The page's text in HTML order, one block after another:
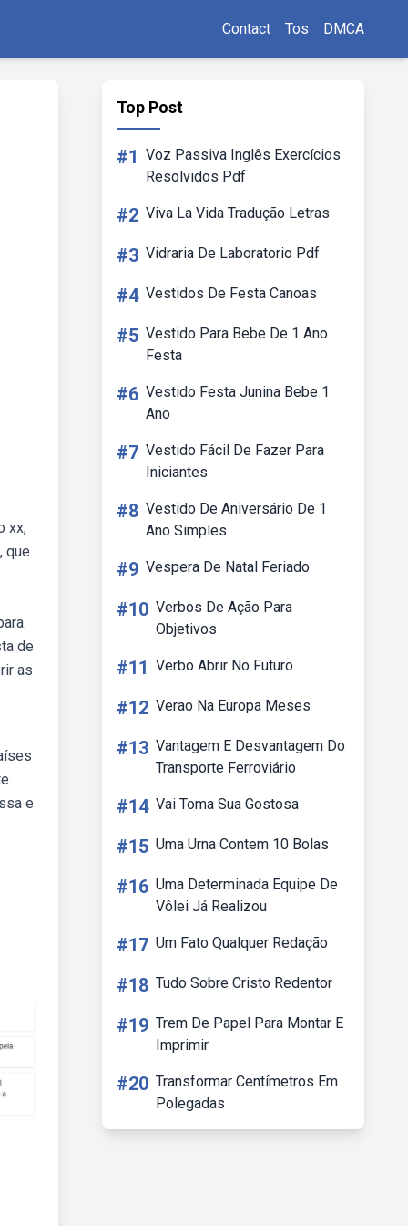
Contact Tos DMCA
xx,
que
de
as
e
Top Post
#1 Voz Passiva Inglês Exercícios
Resolvidos Pdf
#2 Viva La Vida Tradução Letras
#3 Vidraria De Laboratorio Pdf
#4 Vestidos De Festa Canoas
#5 Vestido Para Bebe De 1 Ano
Festa
#6 Vestido Festa Junina Bebe 1
Ano
#7 Vestido Fácil De Fazer Para
Iniciantes
#8 Vestido De Aniversário De 1
Ano Simples
#9 Vespera De Natal Feriado
#10 Verbos De Ação Para
Objetivos
#11 Verbo Abrir No Futuro
#12 Verao Na Europa Meses
#13 Vantagem E Desvantagem Do
Transporte Ferroviário
#14 Vai Toma Sua Gostosa
#15 Uma Urna Contem 10 Bolas
#16 Uma Determinada Equipe De
Vôlei Já Realizou
#17 Um Fato Qualquer Redação
#18 Tudo Sobre Cristo Redentor
#19 Trem De Papel Para Montar E
Imprimir
#20 Transformar Centímetros Em
Polegadas